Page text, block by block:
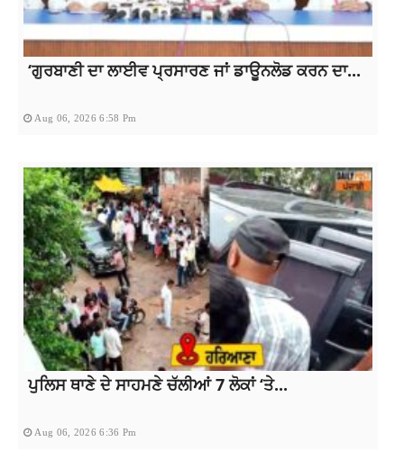
‘ਗੁਰਬਾਣੀ ਦਾ ਲਾਈਵ ਪ੍ਰਸਾਰਣ ਜਾਂ ਡਾਊਨਲੋਡ ਕਰਨ ਦਾ...
Aug 06, 2026 6:58 Pm
ਪੁਲਿਸ ਥਾਣੇ ਦੇ ਸਾਹਮਣੇ ਚੱਲੀਆਂ 7 ਲੋਕਾਂ ‘ਤੇ...
Aug 06, 2026 6:36 Pm